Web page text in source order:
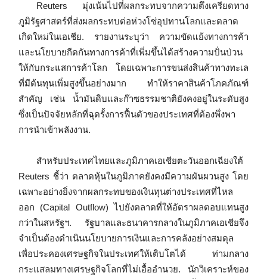
Reuters มุ่งเน้นไปที่ผลกระทบจากความตึงเครียดทาง
ภูมิรัฐศาสตร์ที่ส่งผลกระทบต่อห่วงโซ่อุปทานโลกและตลาด
เกิดใหม่ในเอเชีย. รายงานระบุว่า ความขัดแย้งทางการค้า
และนโยบายกีดกันทางการค้าที่เพิ่มขึ้นได้สร้างความปั่นป่วน
ให้กับกระแสการค้าโลก โดยเฉพาะการขนส่งสินค้าทางทะเล
ที่มีต้นทุนเพิ่มสูงขึ้นอย่างมาก ทำให้ราคาสินค้าโภคภัณฑ์
สำคัญ เช่น น้ำมันดิบและก๊าซธรรมชาติยังคงอยู่ในระดับสูง
ซึ่งเป็นปัจจัยหลักที่ฉุดรั้งการฟื้นตัวของประเทศที่ต้องพึ่งพา
การนำเข้าพลังงาน.
สำหรับประเทศไทยและภูมิภาคเอเชียตะวันออกเฉียงใต้
Reuters ชี้ว่า ตลาดหุ้นในภูมิภาคยังคงมีความผันผวนสูง โดย
เฉพาะอย่างยิ่งจากผลกระทบของเงินทุนต่างประเทศที่ไหล
ออก (Capital Outflow) ไปยังตลาดที่ให้อัตราผลตอบแทนสูง
กว่าในสหรัฐฯ. รัฐบาลและธนาคารกลางในภูมิภาคเอเชียจึง
จำเป็นต้องดำเนินนโยบายการเงินและการคลังอย่างสมดุล
เพื่อประคองเศรษฐกิจในประเทศให้เติบโตได้ ท่ามกลาง
กระแสลมทางเศรษฐกิจโลกที่ไม่เอื้ออำนวย. นักวิเคราะห์ของ